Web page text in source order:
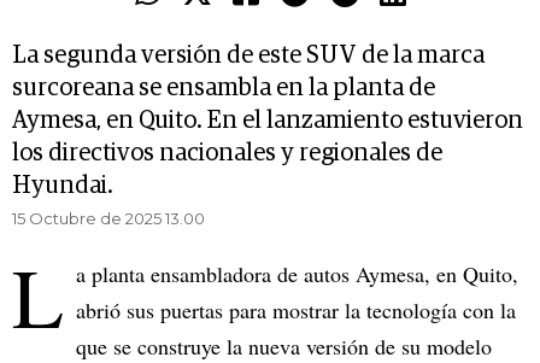
La segunda versión de este SUV de la marca
surcoreana se ensambla en la planta de
Aymesa, en Quito. En el lanzamiento estuvieron
los directivos nacionales y regionales de
Hyundai.
15 Octubre de 2025 13.00
L a planta ensambladora de autos Aymesa, en Quito,
abrió sus puertas para mostrar la tecnología con la
que se construye la nueva versión de su modelo